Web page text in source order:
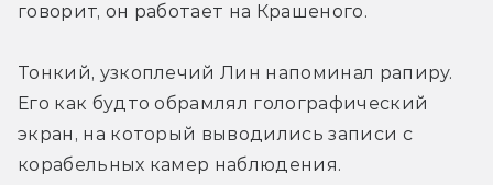
говорит, он работает на Крашеного.
Тонкий, узкоплечий Лин напоминал рапиру.
Его как будто обрамлял голографический
экран, на который выводились записи с
корабельных камер наблюдения.